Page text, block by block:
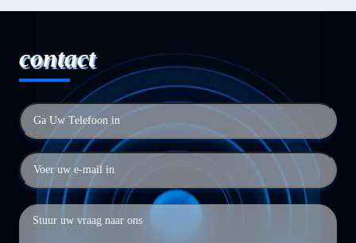
contact